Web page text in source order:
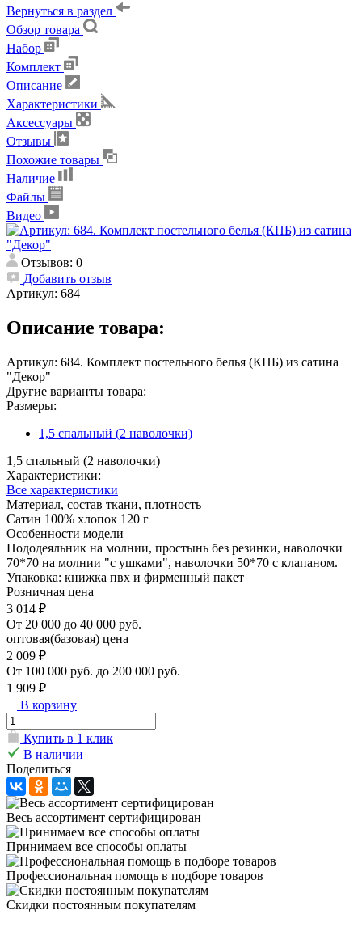
Вернуться в раздел
Обзор товара
Набор
Комплект
Описание
Характеристики
Аксессуары
Отзывы
Похожие товары
Наличие
Файлы
Видео
Отзывов: 0
Добавить отзыв
Артикул: 684
Описание товара:
Артикул: 684. Комплект постельного белья (КПБ) из сатина
"Декор"
Другие варианты товара:
Размеры:
1,5 спальный (2 наволочки)
1,5 спальный (2 наволочки)
Характеристики:
Все характеристики
Материал, состав ткани, плотность
Сатин 100% хлопок 120 г
Особенности модели
Пододеяльник на молнии, простынь без резинки, наволочки
70*70 на молнии "с ушками", наволочки 50*70 с клапаном.
Упаковка: книжка пвх и фирменный пакет
Розничная цена
3 014 ₽
От 20 000 до 40 000 руб.
оптовая(базовая) цена
2 009 ₽
От 100 000 руб. до 200 000 руб.
1 909 ₽
В корзину
Купить в 1 клик
В наличии
Поделиться
Весь ассортимент сертифицирован
Принимаем все способы оплаты
Профессиональная помощь в подборе товаров
Скидки постоянным покупателям